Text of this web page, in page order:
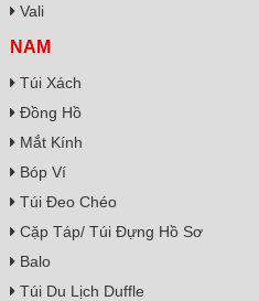
Vali
NAM
Túi Xách
Đồng Hồ
Mắt Kính
Bóp Ví
Túi Đeo Chéo
Cặp Táp/ Túi Đựng Hồ Sơ
Balo
Túi Du Lịch Duffle